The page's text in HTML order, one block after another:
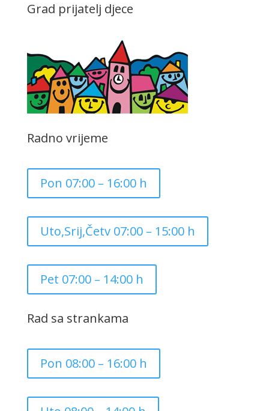
Grad prijatelj djece
Radno vrijeme
Pon 07:00 – 16:00 h
Uto,Srij,Četv 07:00 – 15:00 h
Pet 07:00 – 14:00 h
Rad sa strankama
Pon 08:00 – 16:00 h